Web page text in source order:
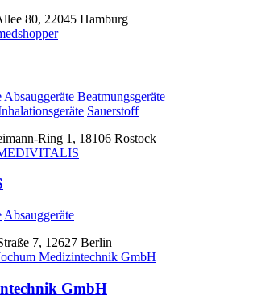
80, 22045 Hamburg
Absauggeräte Beatmungsgeräte
Sauerstoff
Ring 1, 18106 Rostock
Absauggeräte
7, 12627 Berlin
GmbH